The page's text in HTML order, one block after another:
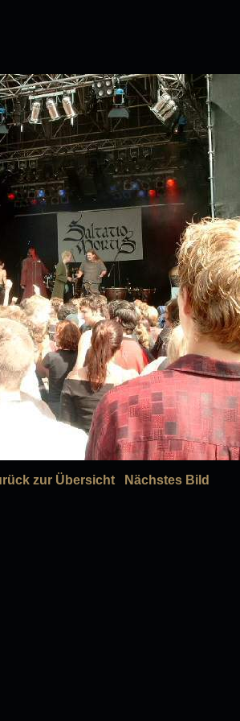
zur Übersicht Nächstes Bild